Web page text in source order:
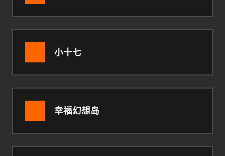
小十七
幸福幻想岛